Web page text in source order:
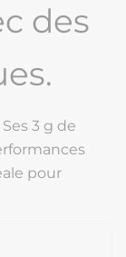
des
Ses 3 g de
pour